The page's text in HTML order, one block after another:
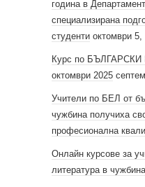
година в
специализирана
студенти октомври 5,
Курс по
октомври 2025
Учители по БЕЛ от
чужбина получиха
професионална
Онлайн курсове за
литература в чужбина